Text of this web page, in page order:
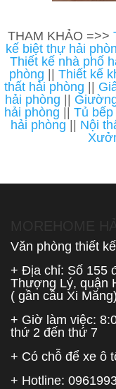
THAM KHẢO =>>
kế biệt thự hải
Thiết kế nhà phố
phòng || Thiết kế
thất hải phòng ||
hải phòng ||
hải phòng || Tủ
hải phòng || Nội
Văn phòng thiết
+ Địa chỉ: Số 155
Thượng Lý, quận
( gần cầu Xi Măng)
+ Giờ làm việc:
thứ 2 đến thứ 7
+ Có chỗ để xe ô
+ Hotline: